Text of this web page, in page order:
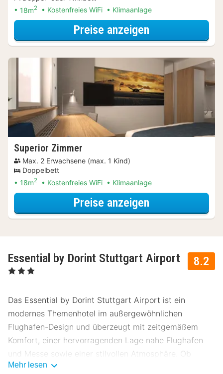
18m2 Kostenfreies WiFi Klimaanlage
Preise anzeigen
Superior Zimmer
Max. 2 Erwachsene (max. 1 Kind)
Doppelbett
18m2 Kostenfreies WiFi Klimaanlage
Preise anzeigen
8.2
Essential by Dorint Stuttgart Airport
, 3 Sterne
Das Essential by Dorint Stuttgart Airport ist ein
modernes Themenhotel im außergewöhnlichen
Flughafen-Design und überzeugt mit zeitgemäßem
Komfort, einer hervorragenden Lage nahe Flughafen
und Messe sowie einer stilvollen Atmosphäre. Ob
Businessreise, Städtetrip, Musicalbesuch oder
Mehr lesen